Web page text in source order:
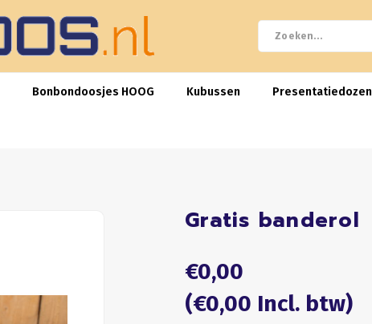
Bonbondoosjes HOOG Kubussen Presentatiedozen
Gratis banderol
€0,00
(€0,00 Incl. btw)